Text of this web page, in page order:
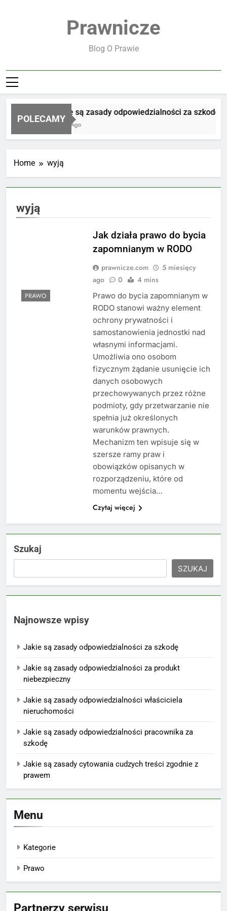
Prawnicze
Blog O Prawie
POLECAMY
Jakie są zasady odpowiedzialności za szkodę
2 Dni Ago
Home wyją
wyją
PRAWO
Jak działa prawo do bycia
zapomnianym w RODO
prawnicze.com
5 miesięcy
ago
0 4 mins
Prawo do bycia zapomnianym w
RODO stanowi ważny element
ochrony prywatności i
samostanowienia jednostki nad
własnymi informacjami.
Umożliwia ono osobom
fizycznym żądanie usunięcie ich
danych osobowych
przechowywanych przez różne
podmioty, gdy przetwarzanie nie
spełnia już określonych
warunków prawnych.
Mechanizm ten wpisuje się w
szersze ramy praw i
obowiązków opisanych w
rozporządzeniu, które od
momentu wejścia…
Czytaj więcej
Szukaj
SZUKAJ
Najnowsze wpisy
Jakie są zasady odpowiedzialności za szkodę
Jakie są zasady odpowiedzialności za produkt
niebezpieczny
Jakie są zasady odpowiedzialności właściciela
nieruchomości
Jakie są zasady odpowiedzialności pracownika za
szkodę
Jakie są zasady cytowania cudzych treści zgodnie z
prawem
Menu
Kategorie
Prawo
Partnerzy serwisu